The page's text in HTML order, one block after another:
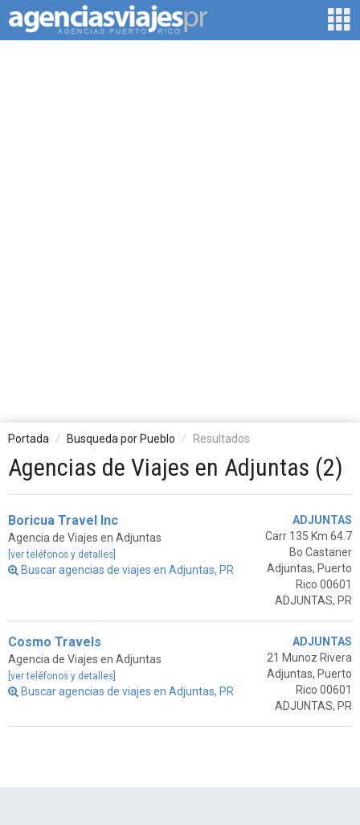
Portada Busqueda por Pueblo Resultados
Agencias de Viajes en Adjuntas (2)
Boricua Travel Inc
Agencia de Viajes en Adjuntas
[ver teléfonos y detalles]
Buscar agencias de viajes en Adjuntas, PR
ADJUNTAS
Carr 135 Km 64.7
Bo Castaner
Adjuntas, Puerto
Rico 00601
ADJUNTAS, PR
Cosmo Travels
Agencia de Viajes en Adjuntas
[ver teléfonos y detalles]
Buscar agencias de viajes en Adjuntas, PR
ADJUNTAS
21 Munoz Rivera
Adjuntas, Puerto
Rico 00601
ADJUNTAS, PR